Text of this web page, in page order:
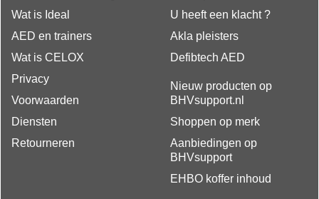
Wat is Ideal
AED en trainers
Wat is CELOX
Privacy
Voorwaarden
Diensten
Retourneren
U heeft een klacht ?
Akla pleisters
Defibtech AED
Nieuw producten op
BHVsupport.nl
Shoppen op merk
Aanbiedingen op
BHVsupport
EHBO koffer inhoud